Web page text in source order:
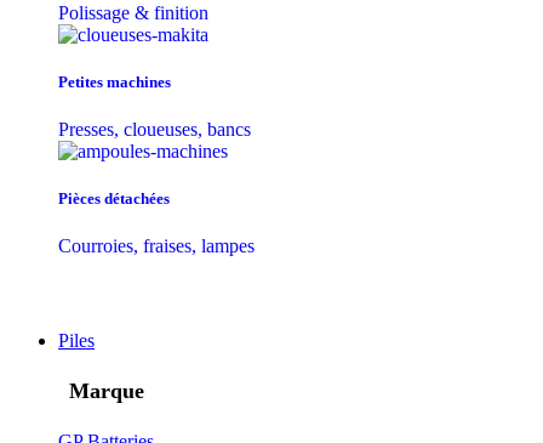
Polissage & finition
Petites machines
Presses, cloueuses, bancs
Pièces détachées
Courroies, fraises, lampes
Piles
Marque